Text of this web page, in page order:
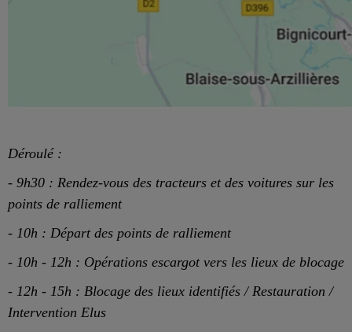
Déroulé :
- 9h30 : Rendez-vous des tracteurs et des voitures sur les
points de ralliement
- 10h : Départ des points de ralliement
- 10h - 12h : Opérations escargot vers les lieux de blocage
- 12h - 15h : Blocage des lieux identifiés / Restauration /
Intervention Elus